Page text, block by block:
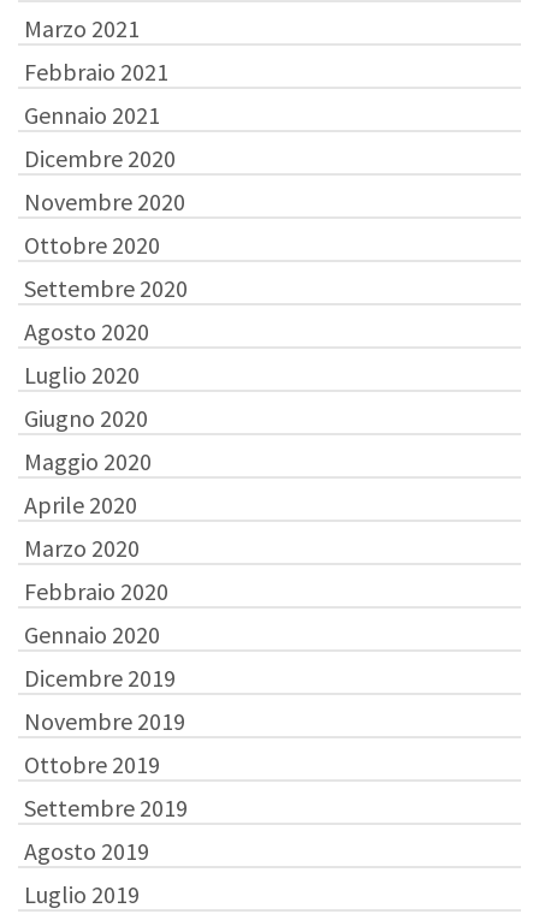
Marzo 2021
Febbraio 2021
Gennaio 2021
Dicembre 2020
Novembre 2020
Ottobre 2020
Settembre 2020
Agosto 2020
Luglio 2020
Giugno 2020
Maggio 2020
Aprile 2020
Marzo 2020
Febbraio 2020
Gennaio 2020
Dicembre 2019
Novembre 2019
Ottobre 2019
Settembre 2019
Agosto 2019
Luglio 2019